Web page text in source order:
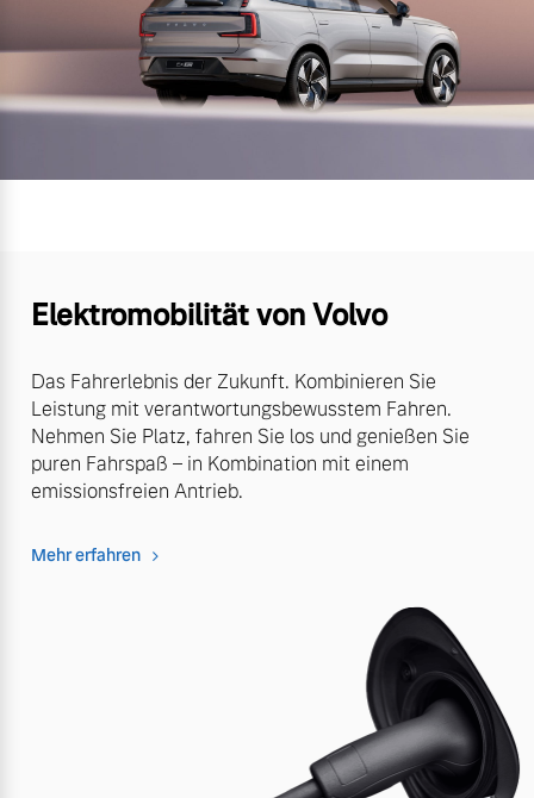
Elektromobilität von Volvo
Das Fahrerlebnis der Zukunft. Kombinieren Sie
Leistung mit verantwortungsbewusstem Fahren.
Nehmen Sie Platz, fahren Sie los und genießen Sie
puren Fahrspaß – in Kombination mit einem
emissionsfreien Antrieb.
Mehr erfahren